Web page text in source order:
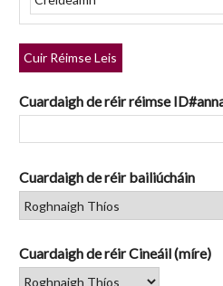
úsáid
réimsí
sonracha":
Cuir Réimse Leis
Cuardaigh de réir réimse
Cuardaigh de réir bailiúcháin
Cuardaigh de réir Cineáil (míre)